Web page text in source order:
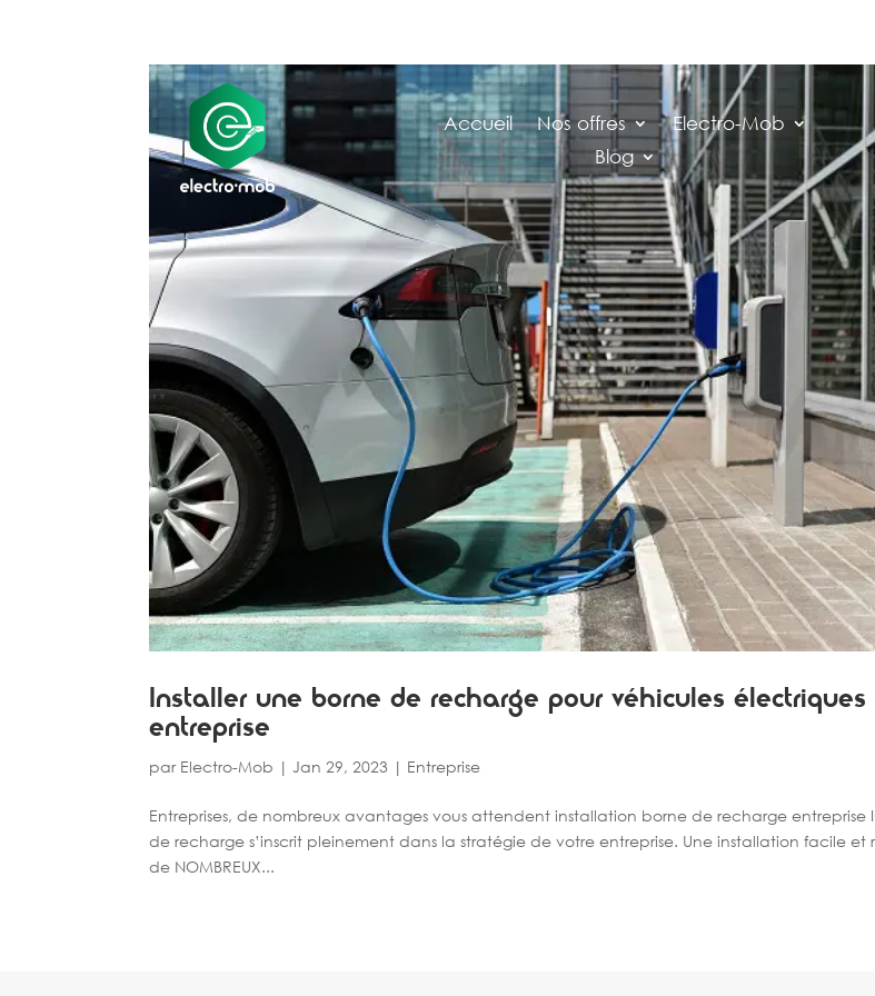
Accueil Nos offres
Electro-Mob
Blog
Installer une borne de recharge pour véhicules
entreprise
par Electro-Mob |Jan 29, 2023 | Entreprise
Entreprises, de nombreux avantages vous attendent installation borne de recharge entreprise
de recharge s’inscrit pleinement dans la stratégie de votre entreprise. Une installation facile
de NOMBREUX...